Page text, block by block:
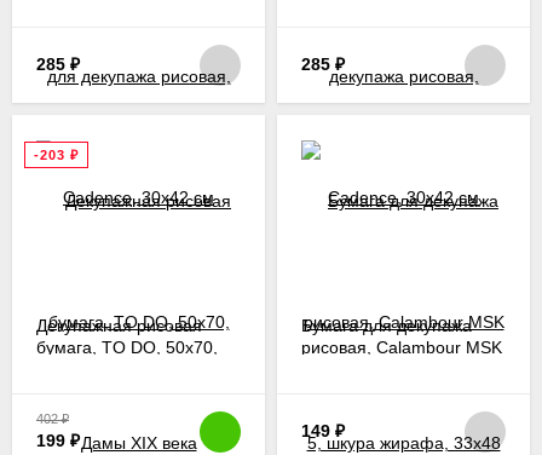
285 ₽ 285 ₽
-203 ₽
Декупажная рисовая
бумага, TO DO, 50х70,
402₽
199 ₽
Бумага для декупажа
рисовая, Calambour MSK
149 ₽